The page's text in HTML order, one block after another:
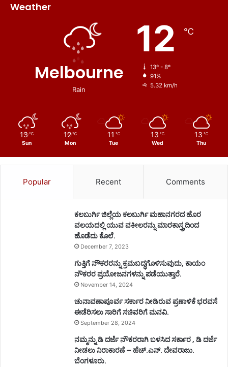
Weather
Melbourne
Rain
12 ℃
13º - 8º
91%
5.32 km/h
13 ℃
Sun
12 ℃
Mon
11 ℃
Tue
13 ℃
Wed
13 ℃
Thu
Popular Recent Comments
ಕಲಬುರ್ಗಿ ಜಿಲ್ಲೆಯ ಕಲಬುರ್ಗಿ ಮಹಾನಗರದ ಹೊರ
ವಲಯದಲ್ಲಿ ಯುವ ವಕೀಲರನ್ನು ಮಾರಕಾಸ್ತ್ರದಿಂದ
ಹೊಡೆದು ಕೊಲೆ.
December 7, 2023
ಗುತ್ತಿಗೆ ನೌಕರರನ್ನು ಕ್ರಮಬದ್ಧಗೊಳಿಸುವುದು, ಕಾಯಂ
ನೌಕರರ ಪ್ರಯೋಜನಗಳನ್ನು ಪಡೆಯುತ್ತಾರೆ.
November 14, 2024
ಚುನಾವಣಾಪೂರ್ವ ಸರ್ಕಾರ ನೀಡಿರುವ ಪ್ರಣಾಳಿಕೆ ಭರವಸೆ
ಈಡೆರಿಸಲು ಸಾರಿಗೆ ಸಚಿವರಿಗೆ ಮನವಿ.
September 28, 2024
ನಮ್ಮನ್ನು ಡಿ ದರ್ಜೆ ನೌಕರರಾಗಿ ಬಳಸಿದ ಸರ್ಕಾರ , ಡಿ ದರ್ಜೆ
ನೀಡಲು ನಿರಾಕಾರಣೆ – ಹೆಚ್.ಎನ್. ದೇವರಾಜು.
ಬೆಂಗಳೂರು.